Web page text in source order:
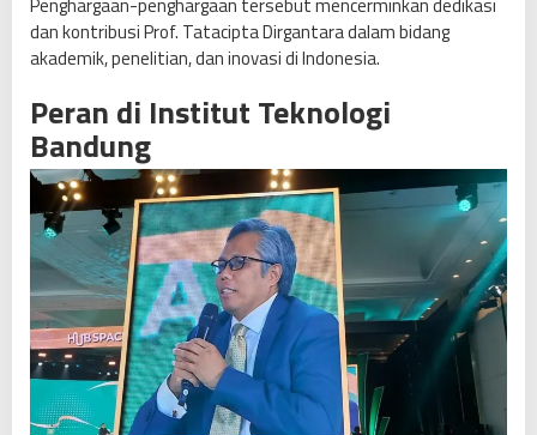
Penghargaan-penghargaan tersebut mencerminkan dedikasi
dan kontribusi Prof. Tatacipta Dirgantara dalam bidang
akademik, penelitian, dan inovasi di Indonesia.
Peran di Institut Teknologi
Bandung